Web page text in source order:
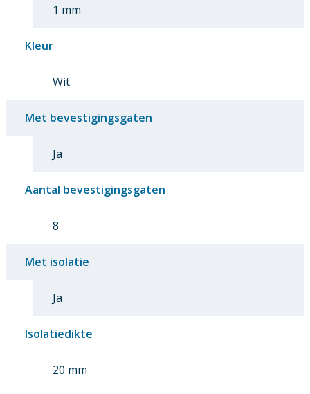
1 mm
Kleur
Wit
Met bevestigingsgaten
Ja
Aantal bevestigingsgaten
8
Met isolatie
Ja
Isolatiedikte
20 mm